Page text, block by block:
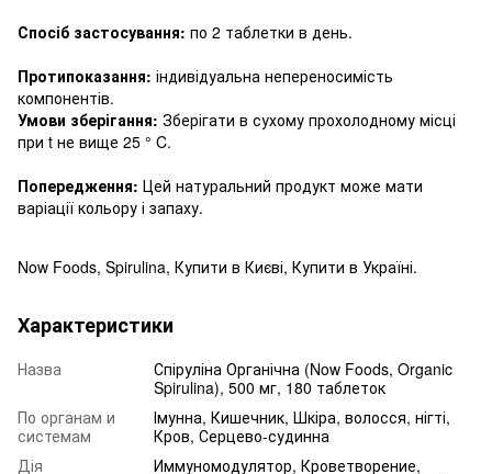
Спосіб застосування: по 2 таблетки в день.
Протипоказання: індивідуальна непереносимість
компонентів.
Умови зберігання: Зберігати в сухому прохолодному місці
при t не вище 25 ° C.
Попередження: Цей натуральний продукт може мати
варіації кольору і запаху.
Now Foods, Spirulina, Купити в Києві, Купити в Україні.
Характеристики
Назва
Спіруліна Органічна (Now Foods, Organic
Spirulina), 500 мг, 180 таблеток
По органам и
системам
Імунна, Кишечник, Шкіра, волосся, нігті,
Кров, Серцево-судинна
Дія
Иммуномодулятор, Кроветворение,